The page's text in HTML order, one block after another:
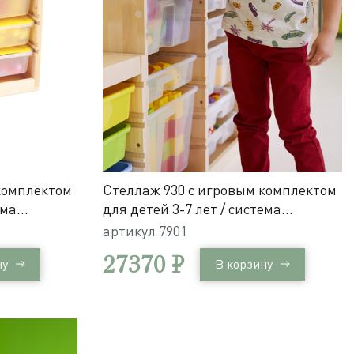
Стеллаж 930 с игровым комплектом
для детей 3-7 лет / система
хранения Игротека
артикул 7901
27370 ₽ В корзину